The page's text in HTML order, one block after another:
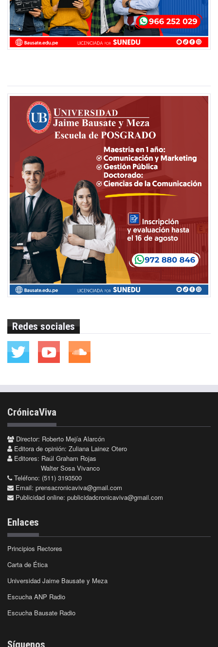
Redes sociales
CrónicaViva
Director: Roberto Mejía Alarcón
Editora de opinión: Zuliana Lainez Otero
Editores: Raúl Graham Rojas
Walter Sosa Vivanco
Teléfono: (511) 3193500
Email: prensacronicaviva@gmail.com
Publicidad online: publicidadcronicaviva@gmail.com
Enlaces
Principios Rectores
Carta de Ética
Universidad Jaime Bausate y Meza
Escucha ANP Radio
Escucha Bausate Radio
Síguenos